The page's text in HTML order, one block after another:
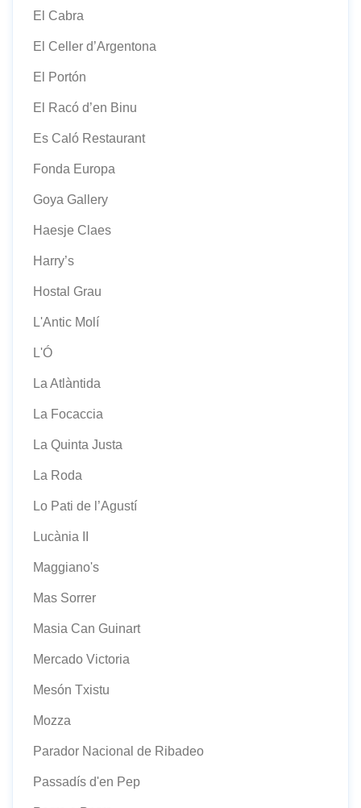
El Cabra
El Celler d’Argentona
El Portón
El Racó d’en Binu
Es Caló Restaurant
Fonda Europa
Goya Gallery
Haesje Claes
Harry’s
Hostal Grau
L'Antic Molí
L'Ó
La Atlàntida
La Focaccia
La Quinta Justa
La Roda
Lo Pati de l’Agustí
Lucània II
Maggiano's
Mas Sorrer
Masia Can Guinart
Mercado Victoria
Mesón Txistu
Mozza
Parador Nacional de Ribadeo
Passadís d'en Pep